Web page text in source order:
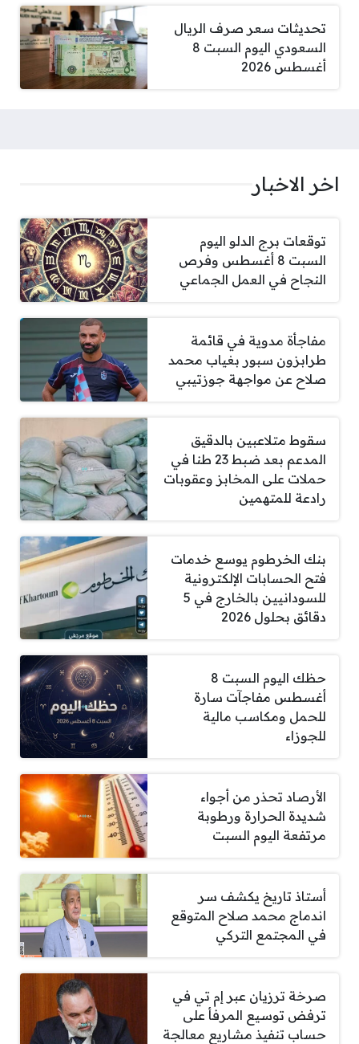
تحديثات سعر صرف الريال
السعودي اليوم السبت 8
أغسطس 2026
اخر الاخبار
توقعات برج الدلو اليوم
السبت 8 أغسطس وفرص
النجاح في العمل الجماعي
مفاجأة مدوية في قائمة
طرابزون سبور بغياب محمد
صلاح عن مواجهة جوزتيبي
سقوط متلاعبين بالدقيق
المدعم بعد ضبط 23 طنا في
حملات على المخابز وعقوبات
رادعة للمتهمين
بنك الخرطوم يوسع خدمات
فتح الحسابات الإلكترونية
للسودانيين بالخارج في 5
دقائق بحلول 2026
حظك اليوم السبت 8
أغسطس مفاجآت سارة
للحمل ومكاسب مالية
للجوزاء
الأرصاد تحذر من أجواء
شديدة الحرارة ورطوبة
مرتفعة اليوم السبت
أستاذ تاريخ يكشف سر
اندماج محمد صلاح المتوقع
في المجتمع التركي
صرخة ترزيان عبر إم تي في
ترفض توسيع المرفأ على
حساب تنفيذ مشاريع معالجة